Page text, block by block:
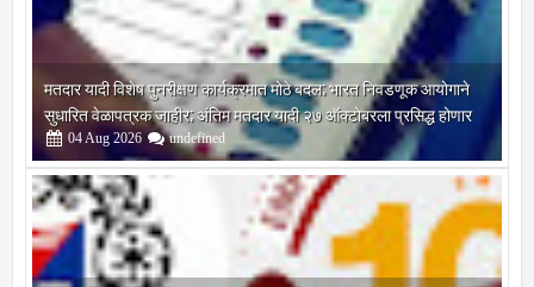
मतदार यादी विशेष पुनरीक्षण कार्यक्रमात मोठे बदल; भारत निवडणूक आयोगाने
सुधारित वेळापत्रक जाहीर; अंतिम मतदार यादी २७ ऑक्टोबरला प्रसिद्ध होणार
04 Aug 2026 undefined